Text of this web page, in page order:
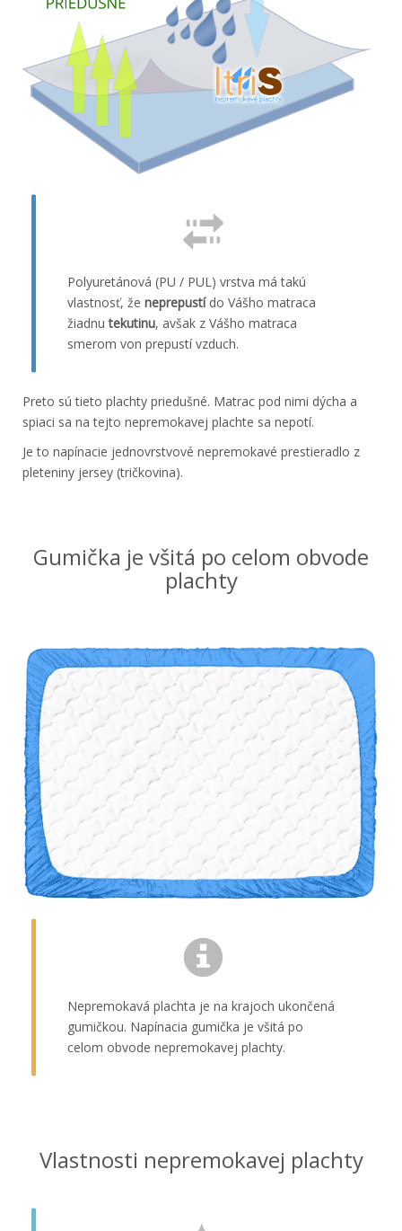
Polyuretánová (PU / PUL) vrstva má takú
vlastnosť, že neprepustído Vášho matraca
žiadnutekutinu, avšak z Vášho matraca
smerom von prepustí vzduch.
Preto sú tieto plachty priedušné. Matrac pod nimi dýcha a
spiaci sa na tejto nepremokavej plachte sa nepotí.
Je to napínacie jednovrstvové nepremokavé prestieradlo z
pleteniny jersey (tričkovina).
Gumička je všitá po celom obvode
plachty
Nepremokavá plachta je na krajoch ukončená
gumičkou. Napínacia gumička je všitá po
celom obvode nepremokavej plachty.
Vlastnosti nepremokavej plachty